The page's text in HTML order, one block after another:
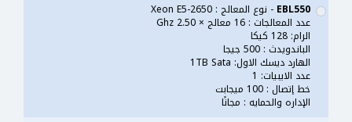
EBL550 - نوع المعالج : Xeon E5-2650
عدد المعالجات : 16 معالج × 2.50 Ghz
الرام: 128 كيكا
الباندويدث : 500 جيجا
الهارد ديسك الاول: 1TB Sata
عدد الايبيات: 1
خط إتصال : 100 ميجابت
الإداره والحمايه : مجانًا